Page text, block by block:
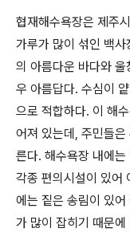
협재해수욕장은 제주
가루가 많이 섞인 백
의 아름다운 바다와
우 아름답다. 수심이
으로 적합하다. 이 해
어져 있는데, 주민들
른다. 해수욕장 내에
각종 편의시설이 있어
에는 짙은 송림이 있
가 많이 잡히기 때문에